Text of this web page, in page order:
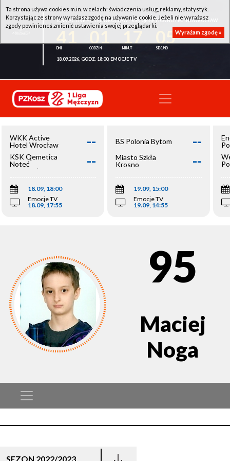
WKK ACTIVE HOTEL WROCŁAW - KSK QEMETICA NOTEĆ INOWROCŁAW
04
18.09.2026, GODZ. 18:00, EMOCJE TV
WKK Active
Hotel Wrocław
--
KSK Qemetica
Noteć
Inowrocław
--
18.09, 18:00
Emocje TV
18.09, 17:55
BS Polonia Bytom --
Miasto Szkła
Krosno
--
19.09, 15:00
Emocje TV
19.09, 14:55
95
Maciej
Noga
SEZON 2022/2023
Ta strona używa cookies m.in. w celach: świadczenia usług, reklamy, statystyk.
Korzystając ze strony wyrażasz zgodę na używanie cookie. Jeżeli nie wyrażasz
zgody powinieneś zmienić ustawienia swojej przeglądarki.
Wyrażam zgodę »